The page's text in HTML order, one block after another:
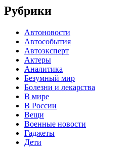
Рубрики
Автоновости
Автособытия
Автоэксперт
Актеры
Аналитика
Безумный мир
Болезни и лекарства
В мире
В России
Вещи
Военные новости
Гаджеты
Дети